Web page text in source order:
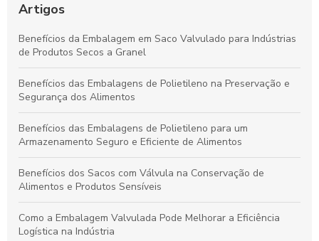
Durabilidade, Conservação e Sustentabilidade
Como o Saco com Válvula Transforma o Armazenamento e
Conservação de Produtos
Vantagens dos Sacos com Válvula para Armazenamento
Seguro e Duradouro
Artigos
Benefícios da Embalagem em Saco Valvulado para Indústrias
de Produtos Secos a Granel
Benefícios das Embalagens de Polietileno na Preservação e
Segurança dos Alimentos
Benefícios das Embalagens de Polietileno para um
Armazenamento Seguro e Eficiente de Alimentos
Benefícios dos Sacos com Válvula na Conservação de
Alimentos e Produtos Sensíveis
Como a Embalagem Valvulada Pode Melhorar a Eficiência
Logística na Indústria